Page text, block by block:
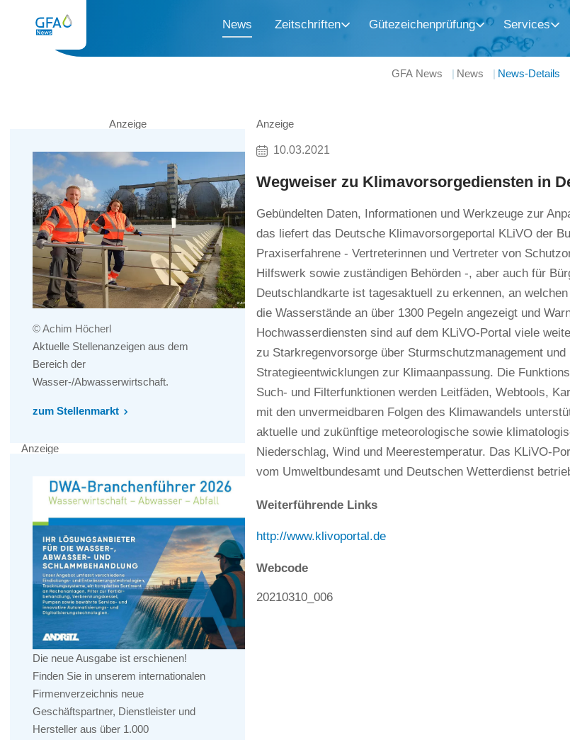
News Zeitschriften Gütezeichenprüfung Services
GFA News News News-Details
Anzeige
10.03.2021
Wegweiser zu Klimavorsorgediensten in
Gebündelten Daten, Informationen und Werkzeuge zur
das liefert das Deutsche Klimavorsorgeportal KLiVO der
Praxiserfahrene - Vertreterinnen und Vertreter von
Hilfswerk sowie zuständigen Behörden -, aber auch für
Deutschlandkarte ist tagesaktuell zu erkennen, an
die Wasserstände an über 1300 Pegeln angezeigt und
Hochwasserdiensten sind auf dem KLiVO-Portal viele
zu Starkregenvorsorge über Sturmschutzmanagement
Strategieentwicklungen zur Klimaanpassung. Die
Such- und Filterfunktionen werden Leitfäden, Webtools,
mit den unvermeidbaren Folgen des Klimawandels
aktuelle und zukünftige meteorologische sowie
Niederschlag, Wind und Meerestemperatur. Das KLiVO-
vom Umweltbundesamt und Deutschen Wetterdienst
Weiterführende Links
http://www.klivoportal.de
Webcode
20210310_006
Anzeige
© Achim Höcherl
Aktuelle Stellenanzeigen aus dem
Bereich der
Wasser-/Abwasserwirtschaft.
zum Stellenmarkt
Anzeige
Die neue Ausgabe ist erschienen!
Finden Sie in unserem internationalen
Firmenverzeichnis neue
Geschäftspartner, Dienstleister und
Hersteller aus über 1.000